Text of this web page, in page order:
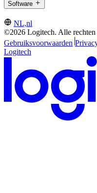
Software
NL,nl
©2026 Logitech. Alle rechten
Gebruiksvoorwaarden
Logitech